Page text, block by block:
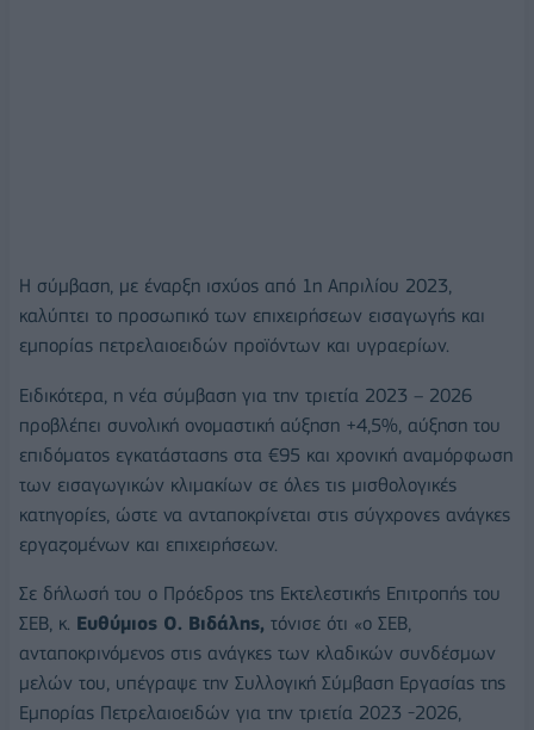
Η σύμβαση, με έναρξη ισχύος από 1η Απριλίου 2023,
καλύπτει το προσωπικό των επιχειρήσεων εισαγωγής και
εμπορίας πετρελαιοειδών προϊόντων και υγραερίων.
Ειδικότερα, η νέα σύμβαση για την τριετία 2023 – 2026
προβλέπει συνολική ονομαστική αύξηση +4,5%, αύξηση του
επιδόματος εγκατάστασης στα €95 και χρονική αναμόρφωση
των εισαγωγικών κλιμακίων σε όλες τις μισθολογικές
κατηγορίες, ώστε να ανταποκρίνεται στις σύγχρονες ανάγκες
εργαζομένων και επιχειρήσεων.
Σε δήλωσή του ο Πρόεδρος της Εκτελεστικής Επιτροπής του
ΣΕΒ, κ. Ευθύμιος Ο. Βιδάλης, τόνισε ότι «ο ΣΕΒ,
ανταποκρινόμενος στις ανάγκες των κλαδικών συνδέσμων
μελών του, υπέγραψε την Συλλογική Σύμβαση Εργασίας της
Εμπορίας Πετρελαιοειδών για την τριετία 2023 -2026,